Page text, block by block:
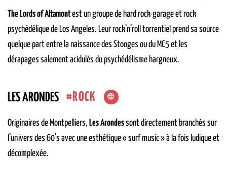
The Lords of Altamontest un groupe de hard rock-garage et rock
psychédélique de Los Angeles. Leur rock’n’roll torrentiel prend sa source
quelque part entre la naissance des Stooges ou du MC5 et les
dérapages salement acidulés du psychédélisme hargneux.
LES ARONDES ROCK
Originaires de Montpelliers, Les Arondessont directement branchés sur
l’univers des 60’s avec une esthétique « surf music » à la fois ludique et
décomplexée.